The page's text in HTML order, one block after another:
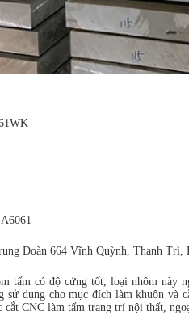
Đoàn 664 Vĩnh Quỳnh, Thanh Trì,
tấm có độ cứng tốt, loại nhôm này
dụng cho mục đích làm khuôn và
CNC làm tấm trang trí nội thất,